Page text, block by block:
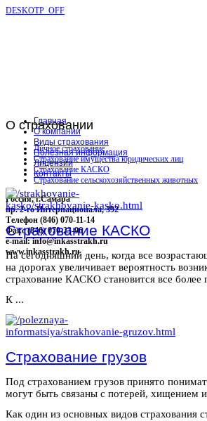
DESKOTP_OFF
О страховании
Личное страхование
Страхование имущества юридических лиц
Страхование КАСКО
Страхование сельскохозяйственных животных
Россия, г.Самара
пр. 2-го Интернационала, 392
Телефон (846) 070-11-14
Факс (846) 070-23-96
e-mail: info@inkasstrakh.ru
www.inkasstrakh.ru
Главная
О компании
Виды страхования
Полезная информация
Лицензии
Контакты
Страхование КАСКО
На сегодняшний день, когда все
на дорогах увеличивает вероятность
страхование КАСКО становится все более
К ...
Страхование грузов
Под страхованием грузов принято
могут быть связаны с потерей, хищением
Как один из основных видов страхования